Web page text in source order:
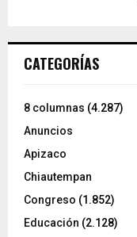
CATEGORÍAS
8 columnas (4.287)
Anuncios
Apizaco
Chiautempan
Congreso (1.852)
Educación (2.128)